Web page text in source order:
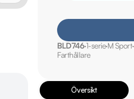
BLD7461-serieM Sport
Farthållare
Översikt